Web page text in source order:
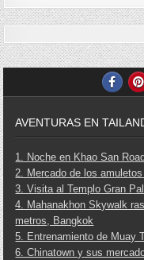
AVENTURAS EN
1. Noche en Khao San
2. Mercado de los
3. Visita al Templo Gran
4. Mahanakhon Skywalk
metros, Bangkok
5. Entrenamiento de Muay
6. Chinatown y sus